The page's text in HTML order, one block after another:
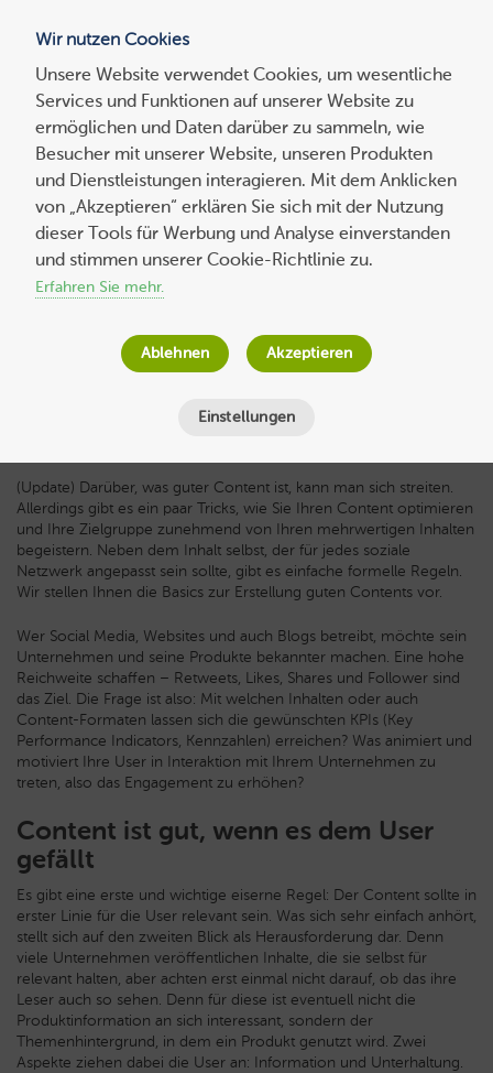
Suchen
nach:
10 Tipps, wie Sie mit Content Marketing
Ihr Business voranbringen
Wolf-Dieter Fiege am17. August 2023
Minuten
(Update) Darüber, was guter Content ist, kann man sich streiten.
Allerdings gibt es ein paar Tricks, wie Sie Ihren Content optimieren
und Ihre Zielgruppe zunehmend von Ihren mehrwertigen Inhalten
begeistern. Neben dem Inhalt selbst, der für jedes soziale
Netzwerk angepasst sein sollte, gibt es einfache formelle Regeln.
Wir stellen Ihnen die Basics zur Erstellung guten Contents vor.
Wer Social Media, Websites und auch Blogs betreibt, möchte sein
Unternehmen und seine Produkte bekannter machen. Eine hohe
Reichweite schaffen – Retweets, Likes, Shares und Follower sind
das Ziel. Die Frage ist also: Mit welchen Inhalten oder auch
Content-Formaten lassen sich die gewünschten KPIs (Key
Performance Indicators, Kennzahlen) erreichen? Was animiert und
motiviert Ihre User in Interaktion mit Ihrem Unternehmen zu
treten, also das Engagement zu erhöhen?
Content ist gut, wenn es dem User
gefällt
Es gibt eine erste und wichtige eiserne Regel: Der Content sollte in
erster Linie für die User relevant sein. Was sich sehr einfach anhört,
stellt sich auf den zweiten Blick als Herausforderung dar. Denn
viele Unternehmen veröffentlichen Inhalte, die sie selbst für
relevant halten, aber achten erst einmal nicht darauf, ob das ihre
Leser auch so sehen. Denn für diese ist eventuell nicht die
Produktinformation an sich interessant, sondern der
Themenhintergrund, in dem ein Produkt genutzt wird. Zwei
Aspekte ziehen dabei die User an: Information und Unterhaltung.
Wir nutzen Cookies
Unsere Website verwendet Cookies, um wesentliche
Services und Funktionen auf unserer Website zu
ermöglichen und Daten darüber zu sammeln, wie
Besucher mit unserer Website, unseren Produkten
und Dienstleistungen interagieren. Mit dem Anklicken
von „Akzeptieren“ erklären Sie sich mit der Nutzung
dieser Tools für Werbung und Analyse einverstanden
und stimmen unserer Cookie-Richtlinie zu.
Erfahren Sie mehr.
Einstellungen
Ablehnen Akzeptieren